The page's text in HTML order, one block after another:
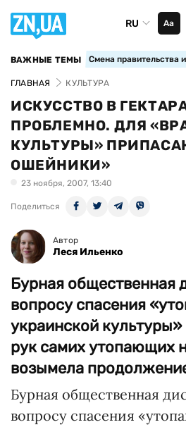
RU Аа
ВАЖНЫЕ ТЕМЫ Смена правительства
ГЛАВНАЯ КУЛЬТУРА
ИСКУССТВО В
ПРОБЛЕМНО. ДЛЯ
КУЛЬТУРЫ»
ОШЕЙНИКИ»
23 ноября, 2007, 13:40
Поделиться
Автор
Леся Ильенко
Бурная общественная
вопросу спасения
украинской
рук самих утопающих
возымела
Бурная общественная
вопросу спасения